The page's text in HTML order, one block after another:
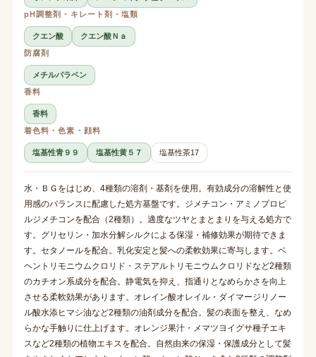
pH調整剤・キレート剤・塩類
クエン酸
クエン酸Ｎａ
防腐剤
メチルパラベン
香料
香料
着色料・色素・顔料
塩基性青９９ 塩基性黄５７ 塩基性茶17
水・ＢＧをはじめ、4種類の溶剤・基剤を使用。有効成分の溶解性と使
用感のバランスに配慮した処方基盤です。ジメチコン・アミノプロピ
ルジメチコンを配合（2種類）。適度なツヤとまとまりを与える処方で
す。グリセリン・加水分解シルクによる保湿・補修効果が期待できま
す。セタノールを配合。乳化安定と髪への柔軟効果に寄与します。ベ
ヘントリモニウムクロリド・ステアルトリモニウムクロリドなど2種類
のカチオン系成分を配合。静電気を抑え、指通りとなめらかさを向上
させる柔軟効果があります。オレイン酸オレイル・ダイマージリノー
ル酸水添ヒマシ油など2種類の油剤成分を配合。髪の表面を整え、なめ
らかな手触りに仕上げます。オレンジ果汁・メマツヨイグサ種子エキ
スなど2種類の植物エキスを配合。自然由来の保湿・保護成分として髪